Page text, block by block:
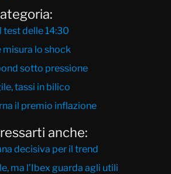
test delle 14:30
misura lo shock
sotto pressione
tassi in bilico
il premio inflazione
anche:
decisiva per il trend
ma l’Ibex guarda agli utili